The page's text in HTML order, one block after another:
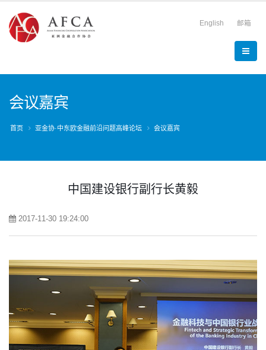
English 邮箱
会议嘉宾
首页 亚金协·中东欧金融前沿问题高峰论坛 会议嘉宾
中国建设银行副行长黄毅
2017-11-30 19:24:00